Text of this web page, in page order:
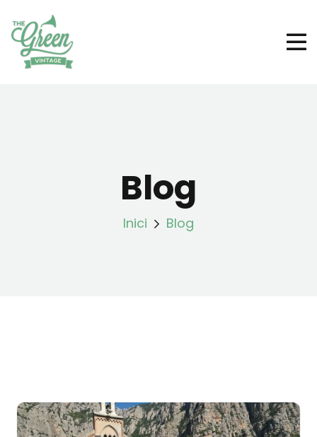
Blog
Inici Blog